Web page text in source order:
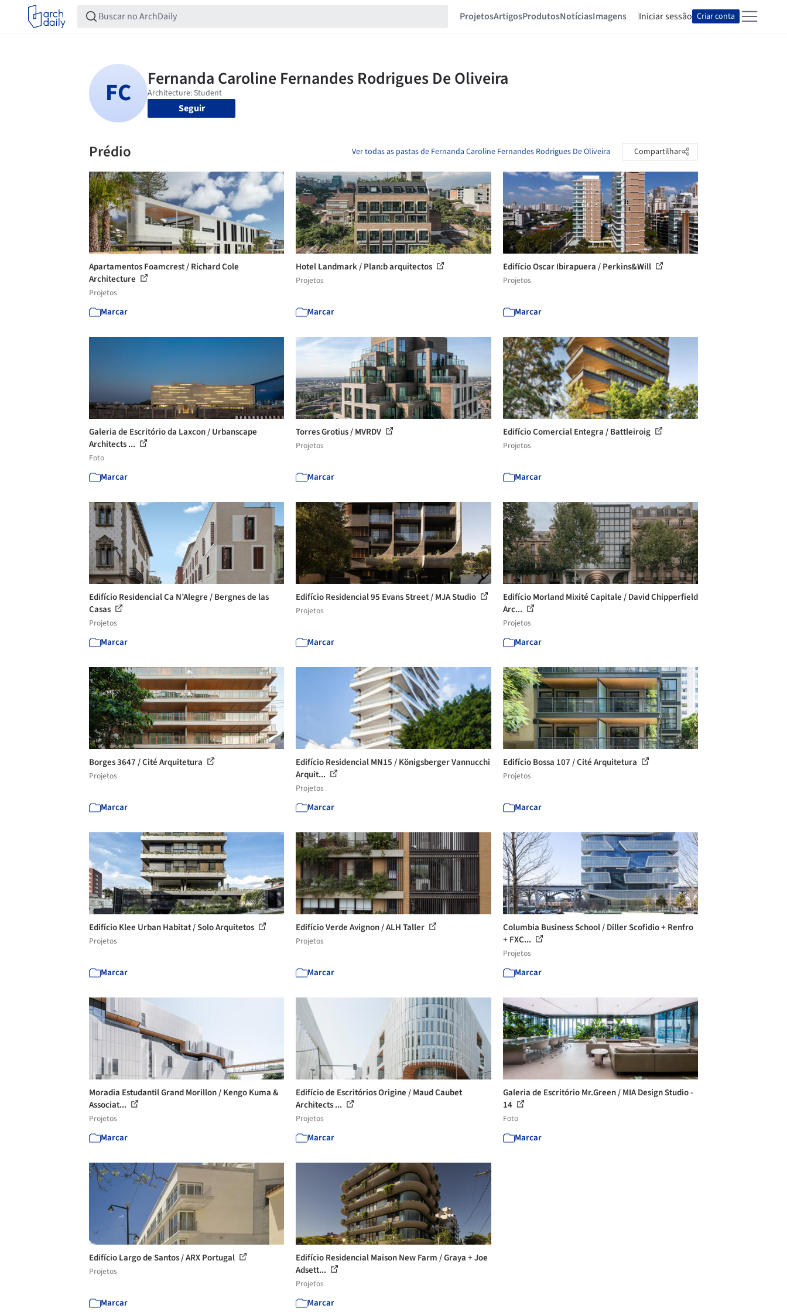
ProjetosArtigosProdutosNotíciasImagens Iniciar sessão Criar conta
Seguir
Prédio Ver todas as pastas de Fernanda Caroline Fernandes Rodrigues De Oliveira Compartilhar
Apartamentos Foamcrest / Richard Cole
Architecture
Projetos
Marcar
Hotel Landmark / Plan:b arquitectos
Projetos
Marcar
Edifício Oscar Ibirapuera / Perkins&Will
Projetos
Marcar
Galeria de Escritório da Laxcon / Urbanscape
Architects ...
Foto
Marcar
Torres Grotius / MVRDV
Projetos
Marcar
Edifício Comercial Entegra / Battleiroig
Projetos
Marcar
Edifício Residencial Ca N’Alegre / Bergnes de las
Casas
Projetos
Marcar
Edifício Residencial 95 Evans Street / MJA Studio
Projetos
Marcar
Edifício Morland Mixité Capitale / David Chipperfield
Arc...
Projetos
Marcar
Borges 3647 / Cité Arquitetura
Projetos
Marcar
Edifício Residencial MN15 / Königsberger Vannucchi
Arquit...
Projetos
Marcar
Edifício Bossa 107 / Cité Arquitetura
Projetos
Marcar
Edifício Klee Urban Habitat / Solo Arquitetos
Projetos
Marcar
Edifício Verde Avignon / ALH Taller
Projetos
Marcar
Columbia Business School / Diller Scofidio + Renfro
+ FXC...
Projetos
Marcar
Moradia Estudantil Grand Morillon / Kengo Kuma &
Associat...
Projetos
Marcar
Edifício de Escritórios Origine / Maud Caubet
Architects ...
Projetos
Marcar
Galeria de Escritório Mr.Green / MIA Design Studio -
14
Foto
Marcar
Edifício Largo de Santos / ARX Portugal
Projetos
Marcar
Edifício Residencial Maison New Farm / Graya + Joe
Adsett...
Projetos
Marcar